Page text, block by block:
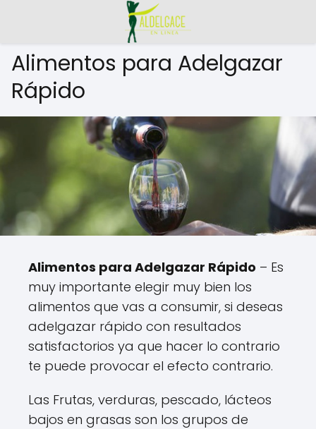
Alimentos para Adelgazar
Rápido
Alimentos para Adelgazar Rápido – Es
muy importante elegir muy bien los
alimentos que vas a consumir, si deseas
adelgazar rápido con resultados
satisfactorios ya que hacer lo contrario
te puede provocar el efecto contrario.
Las Frutas, verduras, pescado, lácteos
bajos en grasas son los grupos de